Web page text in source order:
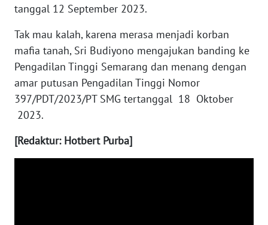
tanggal 12 September 2023.
Tak mau kalah, karena merasa menjadi korban
mafia tanah, Sri Budiyono mengajukan banding ke
Pengadilan Tinggi Semarang dan menang dengan
amar putusan Pengadilan Tinggi Nomor
397/PDT/2023/PT SMG tertanggal 18 Oktober
2023.
[Redaktur: Hotbert Purba]
KALSEL
WN
KALTIM
WN
WN